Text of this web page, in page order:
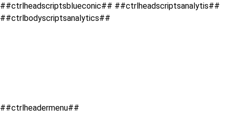
##ctrlheadscriptsblueconic## ##ctrlheadscriptsanalytis##
##ctrlbodyscriptsanalytics##
##ctrlheadermenu##